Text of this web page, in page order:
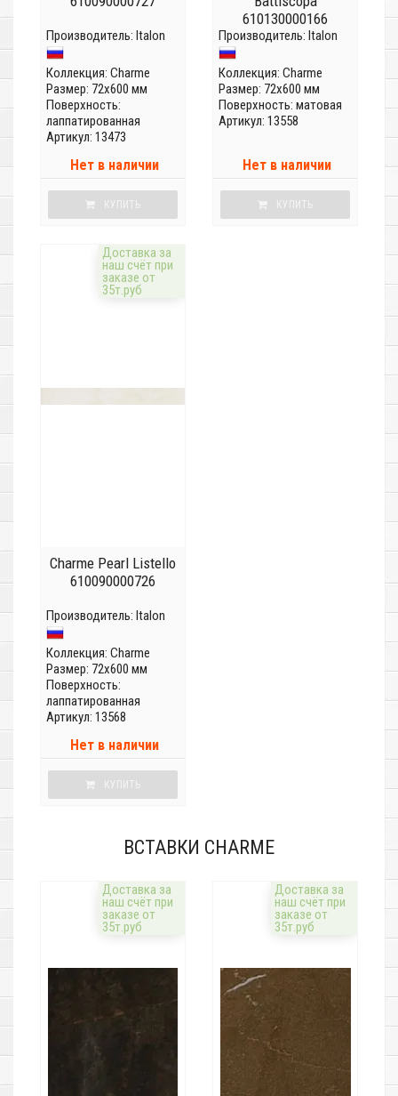
Производитель: Italon
Коллекция: Charme
Размер: 72x600 мм
Поверхность:
лаппатированная
Артикул: 13473
Нет в наличии
КУПИТЬ
610130000166
Производитель: Italon
Коллекция: Charme
Размер: 72x600 мм
Поверхность: матовая
Артикул: 13558
Нет в наличии
КУПИТЬ
Доставка за
наш счёт при
заказе от
35т.руб
Charme Pearl Listello
610090000726
Производитель: Italon
Коллекция: Charme
Размер: 72x600 мм
Поверхность:
лаппатированная
Артикул: 13568
Нет в наличии
КУПИТЬ
ВСТАВКИ CHARME
Доставка за
наш счёт при
заказе от
35т.руб
Доставка за
наш счёт при
заказе от
35т.руб